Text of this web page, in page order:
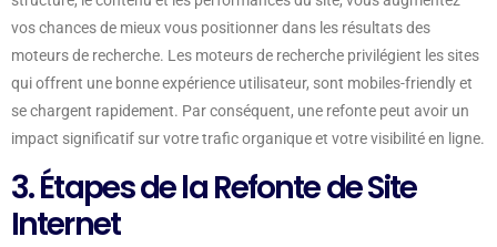
vos chances de mieux vous positionner dans les résultats des
moteurs de recherche. Les moteurs de recherche privilégient les sites
qui offrent une bonne expérience utilisateur, sont mobiles-friendly et
se chargent rapidement. Par conséquent, une refonte peut avoir un
impact significatif sur votre trafic organique et votre visibilité en ligne.
3. Étapes de la Refonte de Site
Internet